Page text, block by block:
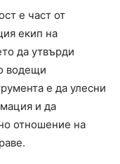
е част от
екип на
да утвърди
водещи
е да улесни
и да
отношение на